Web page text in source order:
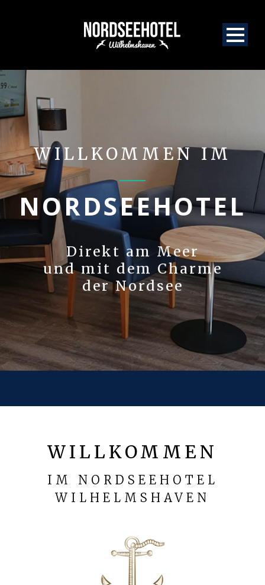
WILLKOMMEN IM
NORDSEEHOTEL
Direkt am Meer
und mit dem Charme
der Nordsee
WILLKOMMEN
IM NORDSEEHOTEL
WILHELMSHAVEN